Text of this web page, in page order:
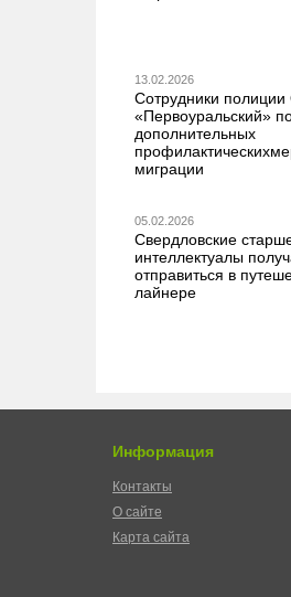
13.02.2026
Сотрудники
«Первоуральский»
дополнительных
миграции
05.02.2026
Свердловские
интеллектуалы
отправиться в
лайнере
Информация
Контакты
О сайте
Карта сайта